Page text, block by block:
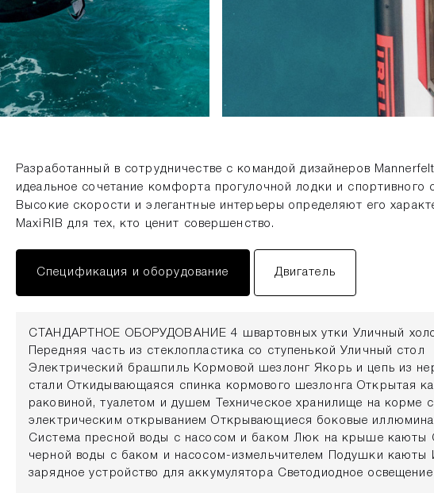
Разработанный в сотрудничестве с командой дизайнеров
идеальное сочетание комфорта прогулочной лодки и спортивного
Высокие скорости и элегантные интерьеры определяют его
MaxiRIB для тех, кто ценит совершенство.
Спецификация и оборудование Двигатель
СТАНДАРТНОЕ ОБОРУДОВАНИЕ 4 швартовных утки Уличный
Передняя часть из стеклопластика со ступенькой Уличный стол
Электрический брашпиль Кормовой шезлонг Якорь и цепь из
стали Откидывающаяся спинка кормового шезлонга Открытая
раковиной, туалетом и душем Техническое хранилище на корме с
электрическим открыванием Открывающиеся боковые
Система пресной воды с насосом и баком Люк на крыше каюты
черной воды с баком и насосом-измельчителем Подушки каюты
зарядное устройство для аккумулятора Светодиодное